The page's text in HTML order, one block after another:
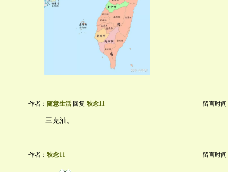
作者： 随意生活 回复 秋念11 留言时间
三克油。
作者： 秋念11 留言时间